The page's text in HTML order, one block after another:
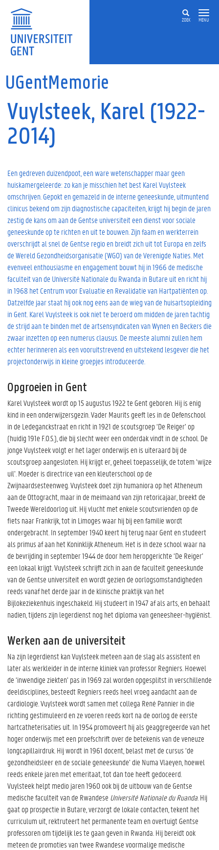
ZOEK MENU
UGentMemorie
Vuylsteek, Karel (1922-
2014)
Een gedreven duizendpoot, een ware wetenschapper maar geen
huiskamergeleerde: zo kan je misschien het best Karel Vuylsteek
omschrijven. Gepokt en gemazeld in de interne geneeskunde, uitmuntend
clinicus bekend om zijn diagnostische capaciteiten, krijgt hij begin de jaren
zestig de kans om aan de Gentse universiteit een dienst voor sociale
geneeskunde op te richten en uit te bouwen. Zijn faam en werkterrein
overschrijdt al snel de Gentse regio en breidt zich uit tot Europa en zelfs
de Wereld Gezondheidsorganisatie (WGO) van de Verenigde Naties. Met
evenveel enthousiasme en engagement bouwt hij in 1966 de medische
faculteit van de Université Nationale du Rwanda in Butare uit en richt hij
in 1968 het Centrum voor Evaluatie en Revalidatie van Hartpatiënten op.
Datzelfde jaar staat hij ook nog eens aan de wieg van de huisartsopleiding
in Gent. Karel Vuylsteek is ook niet te beroerd om midden de jaren tachtig
de strijd aan te binden met de artsensyndicaten van Wynen en Beckers die
zwaar inzetten op een numerus clausus. De meeste alumni zullen hem
echter herinneren als een vooruitstrevend en uitstekend lesgever die het
projectonderwijs in kleine groepjes introduceerde.
Opgroeien in Gent
Karel Vuylsteek wordt op 15 augustus 1922 te Gent geboren. Hij is enig
kind in een onderwijzersgezin. Vader Maurits geeft les in de Oefenschool
in de Ledeganckstraat en richt in 1921 de scoutsgroep ‘De Reiger’ op
(huidig 191e F.O.S.), die bij slecht weer een onderdak vindt in de school. De
jonge Vuylsteek volgt er het lager onderwijs en is uiteraard bij de
scoutsgroep aangesloten. Hij krijgt er, geheel toepasselijk, de totem ‘wijze
uil’. Moeder is directrice van een kleuterschool op de
Zwijnaardsesteenweg. Vuylsteek doet zijn humaniora op het Atheneum
aan de Ottogracht, maar in de meimaand van zijn retoricajaar, breekt de
Tweede Wereldoorlog uit. Hij vlucht met enkele scoutsvrienden op de
fiets naar Frankrijk, tot in Limoges waar hij bij een familie wordt
ondergebracht. In september 1940 keert hij terug naar Gent en studeert
als primus af aan het Koninklijk Atheneum. Het is in deze school waar na
de bevrijding in september 1944 de door hem heropgerichte ‘De Reiger’
een lokaal krijgt. Vuylsteek schrijft zich in aan de faculteit geneeskunde
van de Gentse universiteit en wordt gezien de oorlogsomstandigheden
reeds vanaf het derde jaar in de klinische praktijk van het
Bijlokeziekenhuis ingeschakeld. Hij studeert in 1947 af als arts, en behaalt
nadien, tijdens zijn legerdienst nog het diploma van geneesheer-hygiënist.
Werken aan de universiteit
Na zijn legerdienst kan Vuylsteek meteen aan de slag als assistent en
later als werkleider in de interne kliniek van professor Regniers. Hoewel
de ‘inwendige ziekten’ pas in 1969 zal worden opgesplitst in verschillende
deeldisciplines, besteedt Regniers reeds heel vroeg aandacht aan de
cardiologie. Vuylsteek wordt samen met collega René Pannier in die
richting gestimuleerd en ze voeren reeds kort na de oorlog de eerste
hartcatheterisaties uit. In 1954 promoveert hij als geaggregeerde van het
hoger onderwijs met een proefschrift over de betekenis van de veneuze
longcapillairdruk. Hij wordt in 1961 docent, belast met de cursus ‘de
gezondheidsleer en de sociale geneeskunde’ die Numa Vlaeyen, hoewel
reeds enkele jaren met emeritaat, tot dan toe heeft gedoceerd.
Vuylsteek helpt medio jaren 1960 ook bij de uitbouw van de Gentse
medische faculteit van de Rwandese Université Nationale du Ruanda. Hij
gaat op prospectie in Butare, verzorgt de lokale contacten, tekent het
curriculum uit, rektruteert het permanente team en overtuigt Gentse
professoren om tijdelijk les te gaan geven in Rwanda. Hij bereidt ook
meteen de promoties van twee Rwandese voormalige medische